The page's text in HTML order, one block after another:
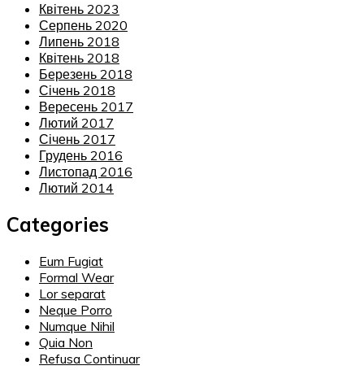
Квітень 2023
Серпень 2020
Липень 2018
Квітень 2018
Березень 2018
Січень 2018
Вересень 2017
Лютий 2017
Січень 2017
Грудень 2016
Листопад 2016
Лютий 2014
Categories
Eum Fugiat
Formal Wear
Lor separat
Neque Porro
Numque Nihil
Quia Non
Refusa Continuar